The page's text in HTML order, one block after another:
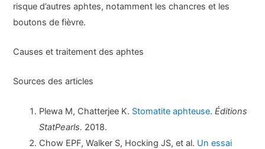
risque d’autres aphtes, notamment les chancres et les
boutons de fièvre.
Causes et traitement des aphtes
Sources des articles
Plewa M, Chatterjee K. Stomatite aphteuse.Éditions
StatPearls. 2018.
Chow EPF, Walker S, Hocking JS, et al. Un essai